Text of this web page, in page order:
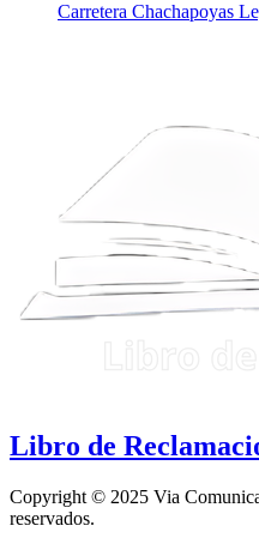
Carretera Chachapoyas
Libro de
Copyright © 2025 Via
reservados.